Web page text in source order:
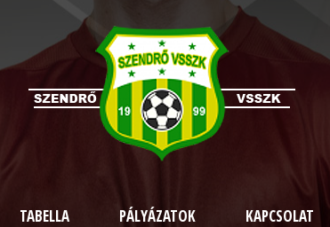
TABELLA PÁLYÁZATOK KAPCSOLAT